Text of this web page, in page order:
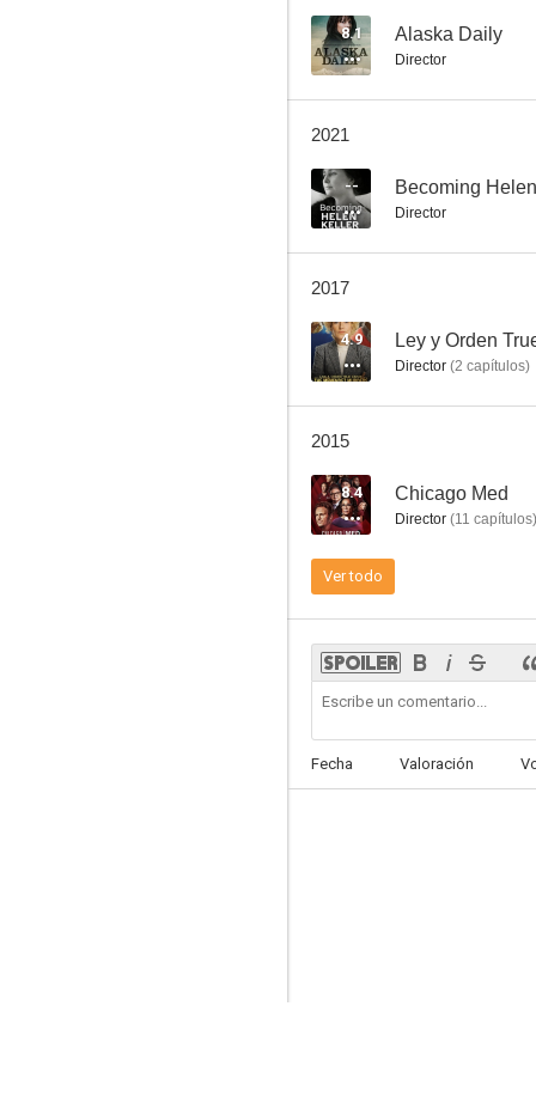
8.1
8.1 Alaska Daily
Director
2021
-- Becoming
Director
2017
4.9 Ley y Orden
Director (2 capítulos)
2015
8.4 Chicago Med
Director (11 capítulos)
Ver todo
Fecha Valoración